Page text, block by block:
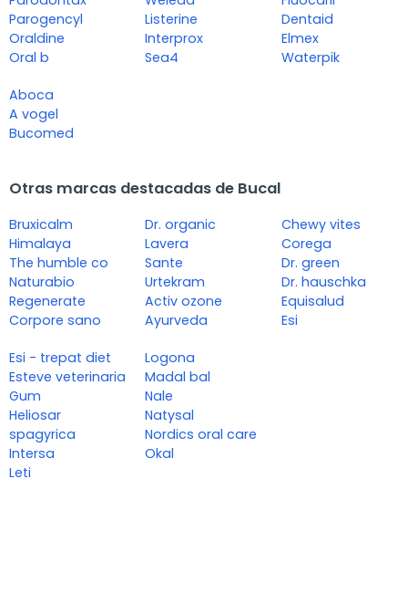
Parogencyl
Oraldine
Oral b
Listerine
Interprox
Sea4
Dentaid
Elmex
Waterpik
Aboca
A vogel
Bucomed
Otras marcas destacadas de Bucal
Bruxicalm
Himalaya
The humble co
Naturabio
Regenerate
Corpore sano
Dr. organic
Lavera
Sante
Urtekram
Activ ozone
Ayurveda
Chewy vites
Corega
Dr. green
Dr. hauschka
Equisalud
Esi
Esi - trepat diet
Esteve veterinaria
Gum
Heliosar
spagyrica
Intersa
Leti
Logona
Madal bal
Nale
Natysal
Nordics oral care
Okal